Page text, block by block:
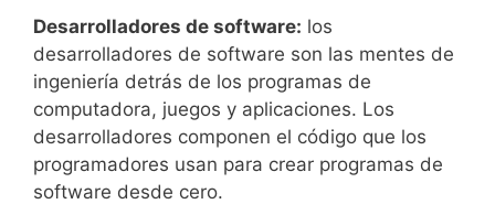
Desarrolladores de software: los
desarrolladores de software son las mentes de
ingeniería detrás de los programas de
computadora, juegos y aplicaciones. Los
desarrolladores componen el código que los
programadores usan para crear programas de
software desde cero.